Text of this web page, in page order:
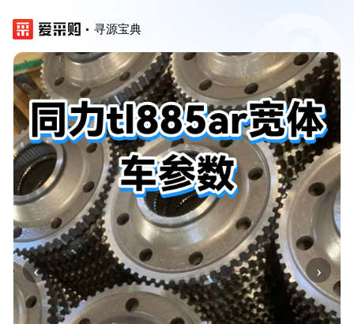
寻源宝典
‹ ›